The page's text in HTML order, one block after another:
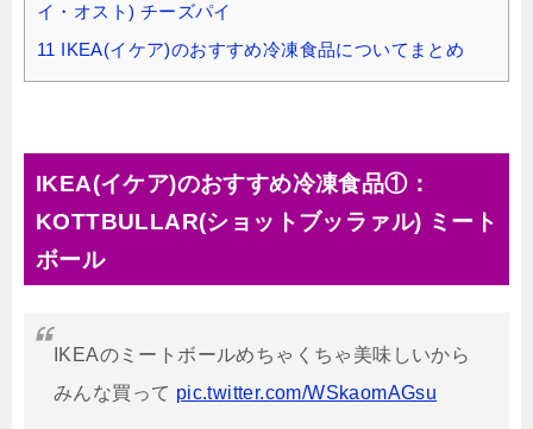
イ・オスト) チーズパイ
11 IKEA(イケア)のおすすめ冷凍食品についてまとめ
IKEA(イケア)のおすすめ冷凍食品①：
KOTTBULLAR(ショットブッラァル) ミート
ボール
IKEAのミートボールめちゃくちゃ美味しいから
みんな買って pic.twitter.com/WSkaomAGsu